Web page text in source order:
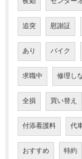
追突 慰謝証
あり バイク
求職中 修理し
全損 買い替え
付添看護料 代
おすすめ 特約